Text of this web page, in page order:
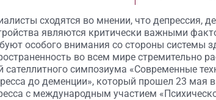
сходятся во мнении, что депрессия,
являются критически важными
особого внимания со стороны системы
во всем мире стремительно
сателлитного симпозиума «Современные
до деменции», который прошел 23 мая
с международным участием